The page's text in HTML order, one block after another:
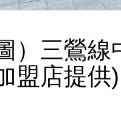
）三鶯
盟店提供)